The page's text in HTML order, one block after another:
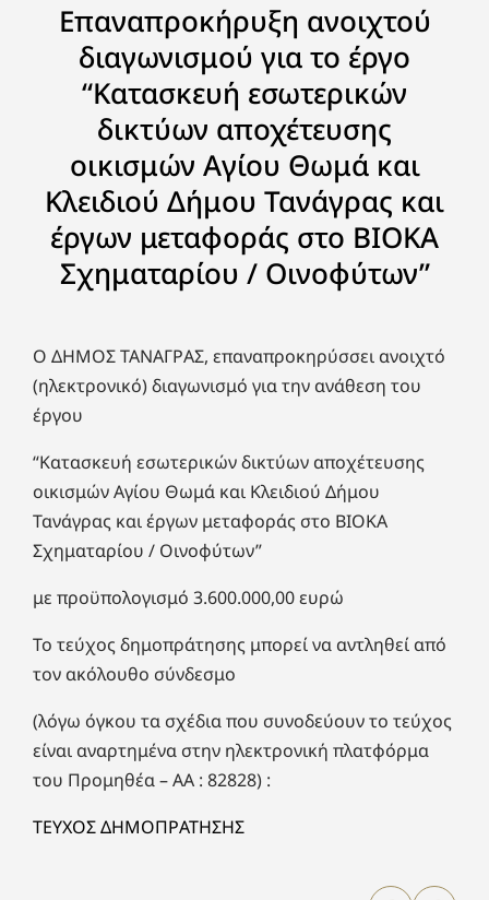
Επαναπροκήρυξη ανοιχτού
διαγωνισμού για το έργο
“Κατασκευή εσωτερικών
δικτύων αποχέτευσης
οικισμών Αγίου Θωμά και
Κλειδιού Δήμου Τανάγρας και
έργων μεταφοράς στο ΒΙΟΚΑ
Σχηματαρίου / Οινοφύτων”
Ο ΔΗΜΟΣ ΤΑΝΑΓΡΑΣ, επαναπροκηρύσσει ανοιχτό
(ηλεκτρονικό) διαγωνισμό για την ανάθεση του
έργου
“Κατασκευή εσωτερικών δικτύων αποχέτευσης
οικισμών Αγίου Θωμά και Κλειδιού Δήμου
Τανάγρας και έργων μεταφοράς στο ΒΙΟΚΑ
Σχηματαρίου / Οινοφύτων”
με προϋπολογισμό 3.600.000,00 ευρώ
Το τεύχος δημοπράτησης μπορεί να αντληθεί από
τον ακόλουθο σύνδεσμο
(λόγω όγκου τα σχέδια που συνοδεύουν το τεύχος
είναι αναρτημένα στην ηλεκτρονική πλατφόρμα
του Προμηθέα – ΑΑ : 82828) :
ΤΕΥΧΟΣ ΔΗΜΟΠΡΑΤΗΣΗΣ